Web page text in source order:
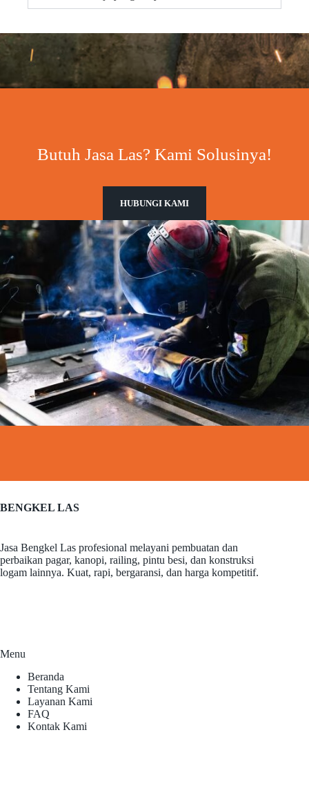
Butuh Jasa Las? Kami Solusinya!
HUBUNGI KAMI
BENGKEL LAS
Jasa Bengkel Las profesional melayani pembuatan dan
perbaikan pagar, kanopi, railing, pintu besi, dan konstruksi
logam lainnya. Kuat, rapi, bergaransi, dan harga kompetitif.
Menu
Beranda
Tentang Kami
Layanan Kami
FAQ
Kontak Kami